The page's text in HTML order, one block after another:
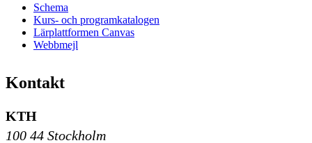
Schema
Kurs- och programkatalogen
Lärplattformen Canvas
Webbmejl
Kontakt
KTH
100 44 Stockholm